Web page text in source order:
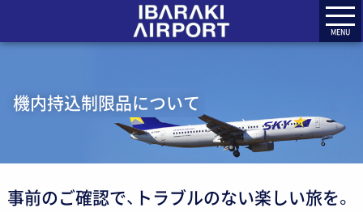
MENU
機内持込制限品について
事前のご確認で、トラブルのない楽しい旅を。